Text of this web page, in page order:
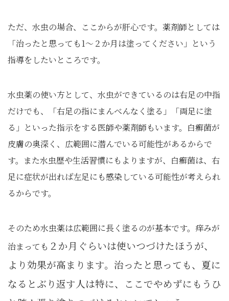
ただ、水虫の場合、ここからが肝心です。薬剤師としては
「治ったと思っても1〜２か月は塗ってください」という
指導をしたいところです。
水虫薬の使い方として、水虫ができているのは右足の中指
だけでも、「右足の指にまんべんなく塗る」「両足に塗
る」といった指示をする医師や薬剤師もいます。白癬菌が
皮膚の奥深く、広範囲に潜んでいる可能性があるからで
す。また水虫歴や生活習慣にもよりますが、白癬菌は、右
足に症状が出れば左足にも感染している可能性が考えられ
るからです。
そのため水虫薬は広範囲に長く塗るのが基本です。痒みが
治まっても ２ か月ぐらいは使いつづけたほうが、
より効果が高まります。治ったと思っても、夏に
なるとぶり返す人は特に、ここでやめずにもうひ